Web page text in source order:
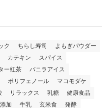
ク ちらし寿司
よもぎパウダー
カテキン
スパイス
ー紅茶
バニラアイス
ポリフェノール
マコモダケ
リラックス 乳糖
健康食品
加 牛乳 玄米食
発酵